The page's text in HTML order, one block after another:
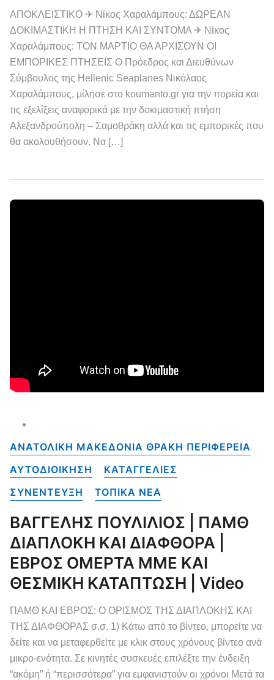
ΑΠΟΚΛΕΙΣΤΙΚΟ ✈ Νίκος Χαραλάμπους: ΔΩΡΕΑΝ
ΔΟΚΙΜΑΣΤΙΚΗ Η ΠΤΗΣΗ ΚΑΙ ΣΥΝΤΟΜΑ ✈ Νίκος
Χαραλάμπους: ΤΟΝ ΜΑΡΤΙΟ ΘΑ ΑΡΧΙΣΟΥΝ ΟΙ
ΕΜΠΟΡΙΚΕΣ ΠΤΗΣΕΙΣ Ο Πρόεδρος και Διευθύνων
Σύμβουλος της Hellenic Seaplanes Νικόλαος
Χαραλάμπους, μίλησε στο koumanto.gr για την πορεία και
τις εξελίξεις αναφορικά με την δοκιμαστική πτήση
Αλεξανδρούπολη – Σαμοθράκη αλλά και τις εμπορικές που
θα ακολουθήσουν. Να […]
ΑΝΑΤΟΛΙΚΗ ΜΑΚΕΔΟΝΙΑ ΘΡΑΚΗ ΠΕΡΙΦΕΡΕΙΑ
ΑΥΤΟΔΙΟΙΚΗΣΗ
ΚΑΤΑΓΓΕΛΙΕΣ
ΣΥΝΕΝΤΕΥΞΗ
ΤΟΠΙΚΑ NEA
ΒΑΓΓΕΛΗΣ ΠΟΥΛΙΛΙΟΣ | ΠΑΜΘ
ΔΙΑΠΛΟΚΗ ΚΑΙ ΔΙΑΦΘΟΡΑ |
ΕΒΡΟΣ ΟΜΕΡΤΑ ΜΜΕ ΚΑΙ
ΘΕΣΜΙΚΗ ΚΑΤΑΠΤΩΣΗ | Video
ΠΑΜΘ ΚΑΙ ΕΒΡΟΣ: Ο ΟΡΙΣΜΟΣ ΤΗΣ ΔΙΑΠΛΟΚΗΣ ΚΑΙ
ΤΗΣ ΔΙΑΦΘΟΡΑΣ σ.σ. 1) Κάτω από το βίντεο, μπορείτε να
δείτε και να μεταφερθείτε με κλικ στους χρόνους βίντεο ανά
μικρο-ενότητα. Σε κινητές συσκευές επιλέξτε την ένδειξη
“ακόμη” ή “περισσότερα” για εμφανιστούν οι χρόνοι Μετά τα